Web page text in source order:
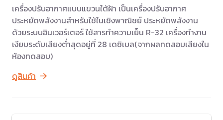
เครื่องปรับอากาศแบบแขวนใต้ฝ้า เป็นเครื่องปรับอากาศ
ประหยัดพลังงานสำหรับใช้ในเชิงพาณิชย์ ประหยัดพลังงาน
ด้วยระบบอินเวอร์เตอร์ ใช้สารทำความเย็น R-32 เครื่องทำงาน
เงียบระดับเสียงต่ำสุดอยู่ที่ 28 เดซิเบล(จากผลทดสอบเสียงใน
ห้องทดสอบ)
ดูสินค้า